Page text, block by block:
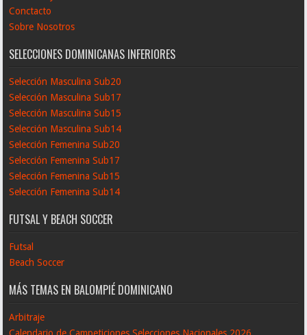
Conctacto
Sobre Nosotros
SELECCIONES DOMINICANAS INFERIORES
Selección Masculina Sub20
Selección Masculina Sub17
Selección Masculina Sub15
Selección Masculina Sub14
Selección Femenina Sub20
Selección Femenina Sub17
Selección Femenina Sub15
Selección Femenina Sub14
FUTSAL Y BEACH SOCCER
Futsal
Beach Soccer
MÁS TEMAS EN BALOMPIÉ DOMINICANO
Arbitraje